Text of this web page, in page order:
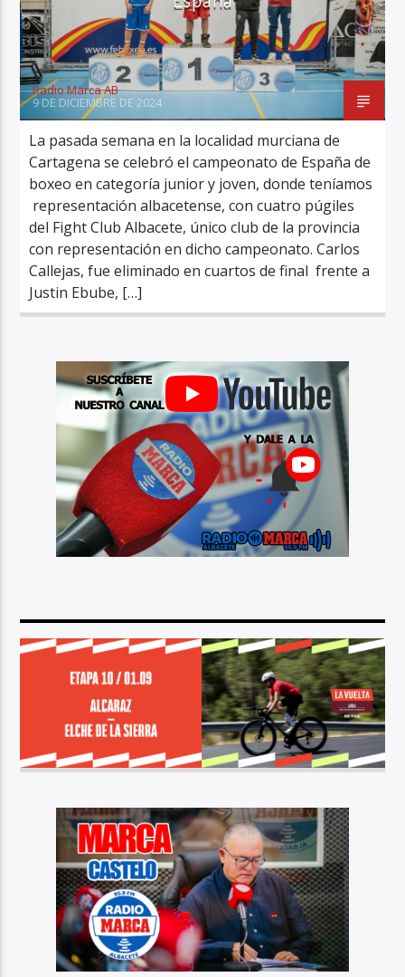
Radio Marca AB
9 DE DICIEMBRE DE 2024
La pasada semana en la localidad murciana de
Cartagena se celebró el campeonato de España de
boxeo en categoría junior y joven, donde teníamos
representación albacetense, con cuatro púgiles
del Fight Club Albacete, único club de la provincia
con representación en dicho campeonato. Carlos
Callejas, fue eliminado en cuartos de final frente a
Justin Ebube, […]